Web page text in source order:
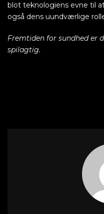
blot teknologiens evne til
også dens uundværlige
Fremtiden for sundhed er
spilagtig.